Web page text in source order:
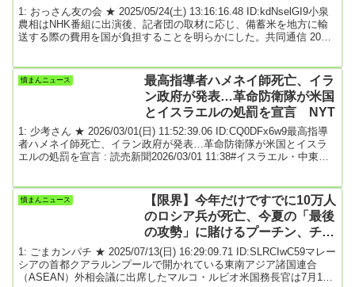
1: おっさん友の会 ★ 2025/05/24(土) 13:16:16.48 ID:kdNselGI9小泉
農相はNHK番組に出演後、記者団の取材に応じ、備蓄米を地方に輸
送する際の費用を国が負担することを明らかにした。共同通信 2025
13:17:17.59 ID:bc+yQH5v0JAは落札した備蓄米大切に抱えてろや4...
憤まんニュース
最高指導者ハメネイ師死亡、イラ
ン政府が発表…革命防衛隊が米国
とイスラエルの処罰を宣言 NYT
1: 少考さん ★ 2026/03/01(日) 11:52:39.06 ID:CQ0DFx6w9最高指導
者ハメネイ師死亡、イラン政府が発表…革命防衛隊が米国とイスラ
エルの処罰を宣言 : 読売新聞2026/03/01 11:38#イスラエル・中東情
よるイランへの軍事攻撃で、イランの最高指導者ハメネイ師が死亡
したと発表した。これに先立ち、米国のトランプ大統領も自身のＳ
憤まんニュース
【限界】今年だけですでに10万人
のロシア兵が死亡、今夏の「最後
の攻勢」に賭けるプーチン、チラ
つき始めた継戦能力の限界
1: ごまカンパチ ★ 2025/07/13(日) 16:29:09.71 ID:SLRCIwC59マレー
シアの首都クアラルンプールで開かれている東南アジア諸国連合
（ASEAN）外相会議に出席したマルコ・ルビオ米国務長官は7月10